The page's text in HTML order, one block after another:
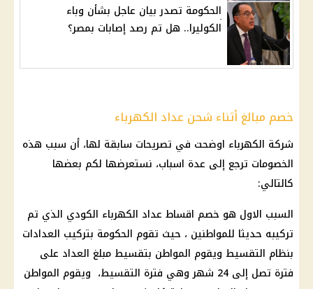
الحكومة تصدر بيان عاجل بشأن وباء
الكوليرا.. هل تم رصد إصابات بمصر؟
خصم مبالغ أثناء شحن عداد الكهرباء
شركة الكهرباء اوضحت في تصريحات سابقة لها، أن سبب هذه
الخصومات ترجع إلى عدة اسباب، نستعرضها لكم بعضها
كالتالي:
السبب الاول هو خصم اقساط عداد الكهرباء الكودي الذي تم
تركيبه حديثا للمواطنين ، حيث تقوم الحكومة بتركيب العدادات
بنظام التقسيط ويقوم المواطن بتقسيط مبلغ العداد على
فترة تصل إلى 24 شهر وهي فترة التقسيط، ويقوم المواطن